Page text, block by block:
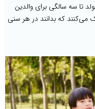
تا سه سالگی برای والدین
می‌کنند که بدانند در هر سنی